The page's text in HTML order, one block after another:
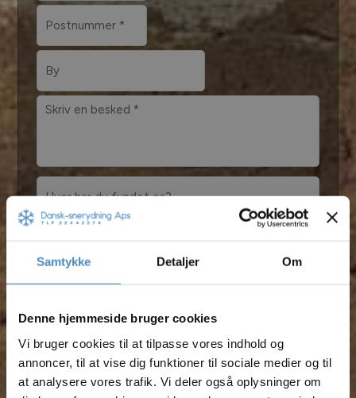
Samtykke Detaljer Om
Denne hjemmeside bruger cookies
Vi bruger cookies til at tilpasse vores indhold og
annoncer, til at vise dig funktioner til sociale medier og til
at analysere vores trafik. Vi deler også oplysninger om